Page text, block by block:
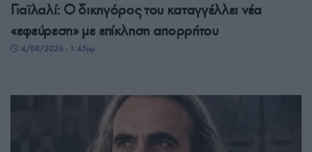
Γιαϊλαλί: Ο δικηγόρος του καταγγέλλει νέα
«εφεύρεση» με επίκληση απορρήτου
4/08/2026 - 1:45μμ